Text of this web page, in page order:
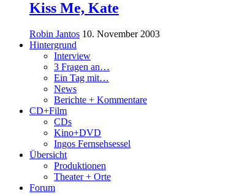
Kiss Me, Kate
Robin Jantos 10. November 2003
Hintergrund
Interview
3 Fragen an…
Ein Tag mit…
News
Berichte + Kommentare
CD+Film
CDs
Kino+DVD
Ingos Fernsehsessel
Übersicht
Produktionen
Theater + Orte
Forum